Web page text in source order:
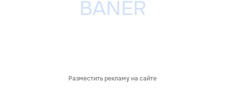
Разместить рекламу на сайте